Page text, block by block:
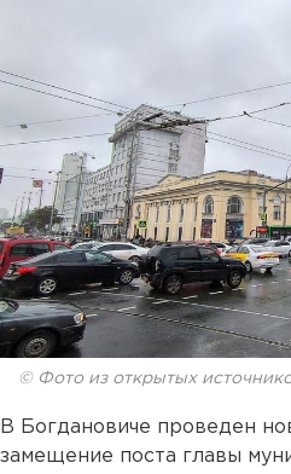
© Фото из открытых
В Богдановиче проведен
замещение поста главы